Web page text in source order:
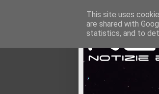
This site uses
are shared with
statistics, and to